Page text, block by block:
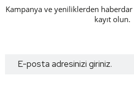
Kampanya ve yeniliklerden
kayıt olun.